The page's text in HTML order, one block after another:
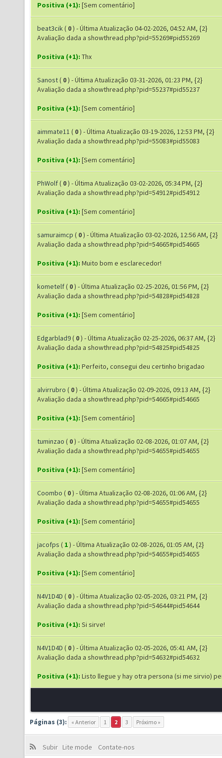
Positiva (+1): [Sem comentário]
beat3cik( 0) - Última Atualização 04-02-2026, 04:52 AM, {2}
Avaliação dada a showthread.php?pid=55269#pid55269
Positiva (+1): Thx
Sanost( 0) - Última Atualização 03-31-2026, 01:23 PM, {2}
Avaliação dada a showthread.php?pid=55237#pid55237
Positiva (+1): [Sem comentário]
aimmate11 ( 0) - Última Atualização 03-19-2026, 12:53 PM, {2}
Avaliação dada a showthread.php?pid=55083#pid55083
Positiva (+1): [Sem comentário]
PhWolf( 0) - Última Atualização 03-02-2026, 05:34 PM, {2}
Avaliação dada a showthread.php?pid=54912#pid54912
Positiva (+1): [Sem comentário]
samuraimcp ( 0) - Última Atualização 03-02-2026, 12:56 AM, {2}
Avaliação dada a showthread.php?pid=54665#pid54665
Positiva (+1): Muito bom e esclarecedor!
kometelf( 0) - Última Atualização 02-25-2026, 01:56 PM, {2}
Avaliação dada a showthread.php?pid=54828#pid54828
Positiva (+1): [Sem comentário]
Edgarblad9( 0) - Última Atualização 02-25-2026, 06:37 AM, {2}
Avaliação dada a showthread.php?pid=54825#pid54825
Positiva (+1): Perfeito, consegui deu certinho brigadao
alvirrubro ( 0) - Última Atualização 02-09-2026, 09:13 AM, {2}
Avaliação dada a showthread.php?pid=54665#pid54665
Positiva (+1): [Sem comentário]
tuminzao ( 0) - Última Atualização 02-08-2026, 01:07 AM, {2}
Avaliação dada a showthread.php?pid=54655#pid54655
Positiva (+1): [Sem comentário]
Coombo ( 0) - Última Atualização 02-08-2026, 01:06 AM, {2}
Avaliação dada a showthread.php?pid=54655#pid54655
Positiva (+1): [Sem comentário]
jacofps ( 1) - Última Atualização 02-08-2026, 01:05 AM, {2}
Avaliação dada a showthread.php?pid=54655#pid54655
Positiva (+1): [Sem comentário]
N4V1D4D ( 0) - Última Atualização 02-05-2026, 03:21 PM, {2}
Avaliação dada a showthread.php?pid=54644#pid54644
Positiva (+1): Si sirve!
N4V1D4D ( 0) - Última Atualização 02-05-2026, 05:41 AM, {2}
Avaliação dada a showthread.php?pid=54632#pid54632
Positiva (+1): Listo llegue y hay otra persona (si me sirvio)
Páginas (3): « Anterior 1 2 3 Próximo »
Subir Lite mode Contate-nos